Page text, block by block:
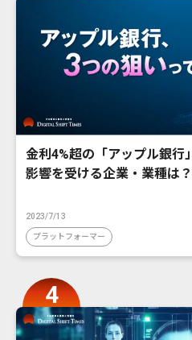
金利4%超の「アップル銀行
影響を受ける企業・業種は？
2023/7/13
プラットフォーマー